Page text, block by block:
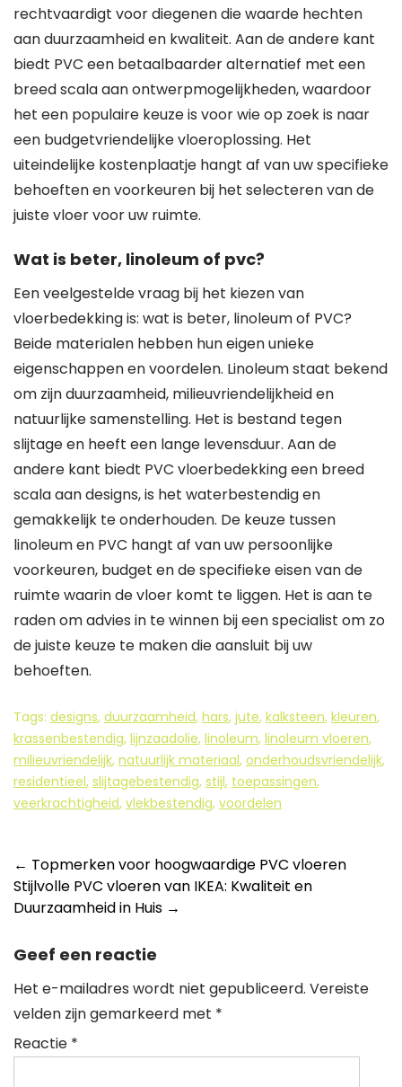
rechtvaardigt voor diegenen die waarde hechten
aan duurzaamheid en kwaliteit. Aan de andere kant
biedt PVC een betaalbaarder alternatief met een
breed scala aan ontwerpmogelijkheden, waardoor
het een populaire keuze is voor wie op zoek is naar
een budgetvriendelijke vloeroplossing. Het
uiteindelijke kostenplaatje hangt af van uw specifieke
behoeften en voorkeuren bij het selecteren van de
juiste vloer voor uw ruimte.
Wat is beter, linoleum of pvc?
Een veelgestelde vraag bij het kiezen van
vloerbedekking is: wat is beter, linoleum of PVC?
Beide materialen hebben hun eigen unieke
eigenschappen en voordelen. Linoleum staat bekend
om zijn duurzaamheid, milieuvriendelijkheid en
natuurlijke samenstelling. Het is bestand tegen
slijtage en heeft een lange levensduur. Aan de
andere kant biedt PVC vloerbedekking een breed
scala aan designs, is het waterbestendig en
gemakkelijk te onderhouden. De keuze tussen
linoleum en PVC hangt af van uw persoonlijke
voorkeuren, budget en de specifieke eisen van de
ruimte waarin de vloer komt te liggen. Het is aan te
raden om advies in te winnen bij een specialist om zo
de juiste keuze te maken die aansluit bij uw
behoeften.
Tags: designs, duurzaamheid, hars, jute, kalksteen, kleuren,
krassenbestendig, lijnzaadolie, linoleum, linoleum vloeren,
milieuvriendelijk, natuurlijk materiaal, onderhoudsvriendelijk,
residentieel, slijtagebestendig, stijl, toepassingen,
veerkrachtigheid, vlekbestendig, voordelen
Berichtnavigatie
← Topmerken voor hoogwaardige PVC vloeren
Stijlvolle PVC vloeren van IKEA: Kwaliteit en
Duurzaamheid in Huis →
Geef een reactie
Het e-mailadres wordt niet gepubliceerd. Vereiste
velden zijn gemarkeerd met *
Reactie *